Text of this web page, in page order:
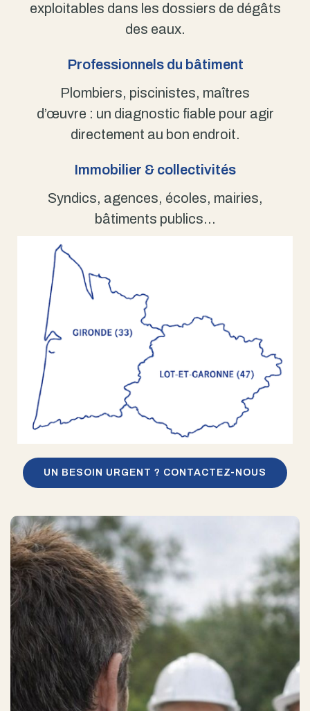
exploitables dans les dossiers de dégâts
des eaux.
Professionnels du bâtiment
Plombiers, piscinistes, maîtres
d’œuvre : un diagnostic fiable pour agir
directement au bon endroit.
Immobilier & collectivités
Syndics, agences, écoles, mairies,
bâtiments publics…
UN BESOIN URGENT ? CONTACTEZ-NOUS